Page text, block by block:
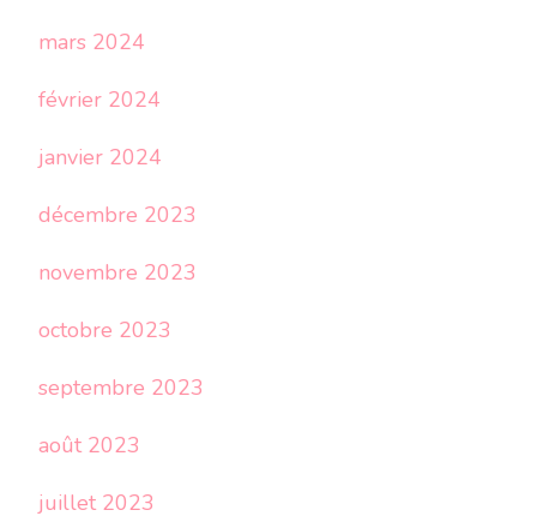
mars 2024
février 2024
janvier 2024
décembre 2023
novembre 2023
octobre 2023
septembre 2023
août 2023
juillet 2023